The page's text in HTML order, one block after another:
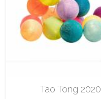
Tao Tong 2020